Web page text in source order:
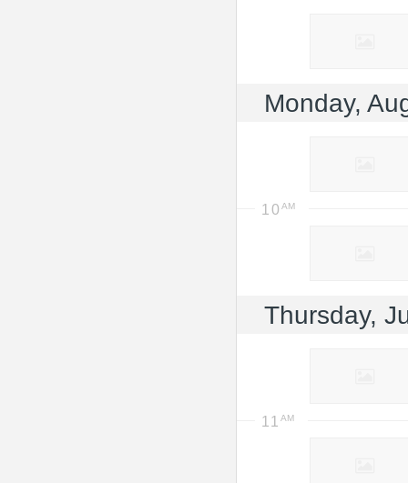
Monday,
10
Thursday,
11